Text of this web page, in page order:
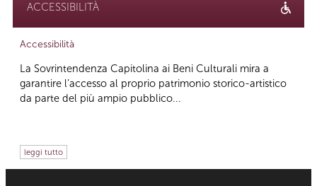
ACCESSIBILITÀ
Accessibilità
La Sovrintendenza Capitolina ai Beni Culturali mira a
garantire l’accesso al proprio patrimonio storico-artistico
da parte del più ampio pubblico...
leggi tutto